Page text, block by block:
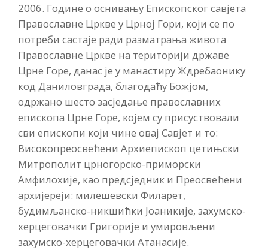
2006. Године о оснивању Епископског савјета
Православне Цркве у Црној Гори, који се по
потреби састаје ради разматрања живота
Православне Цркве на територији државе
Црне Горе, данас је у манастиру Ждребаонику
код Даниловграда, благодаћу Божјом,
одржано шесто засједање православних
епископа Црне Горе, којем су присуствовали
сви епископи који чине овај Савјет и то:
Високопреосвећени Архиепископ цетињски
Митрополит црногорско-приморски
Амфилохије, као предсједник и Преосвећени
архијереји: милешевски Филарет,
будимљанско-никшићки Јоаникије, захумско-
херцеговачки Григорије и умировљени
захумско-херцеговачки Атанасије.